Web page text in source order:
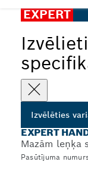
EXPERT
Izvēlēties
EXPERT
Mazām leņķa
Pasūtījuma